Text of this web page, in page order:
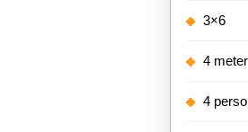
3×6
4 meter
4